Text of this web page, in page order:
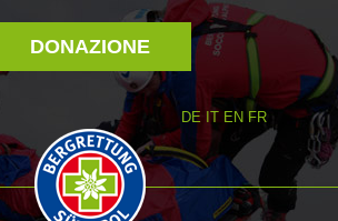
DONAZIONE
DE IT EN FR